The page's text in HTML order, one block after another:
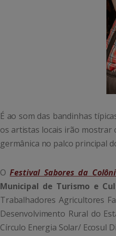
É ao som das bandinhas
os artistas locais irão mostrar
germânica no palco principal
OFestival Sabores da
Municipal de Turismo e
Trabalhadores Agricultores
Desenvolvimento Rural do
Círculo Energia Solar/ Ecosul